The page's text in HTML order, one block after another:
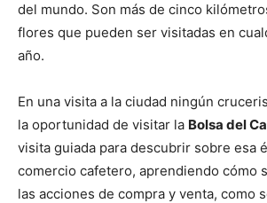
del mundo. Son más de cinco
flores que pueden ser visitadas en
año.
En una visita a la ciudad ningún
la oportunidad de visitar la Bolsa del
visita guiada para descubrir sobre esa
comercio cafetero, aprendiendo cómo
las acciones de compra y venta, como